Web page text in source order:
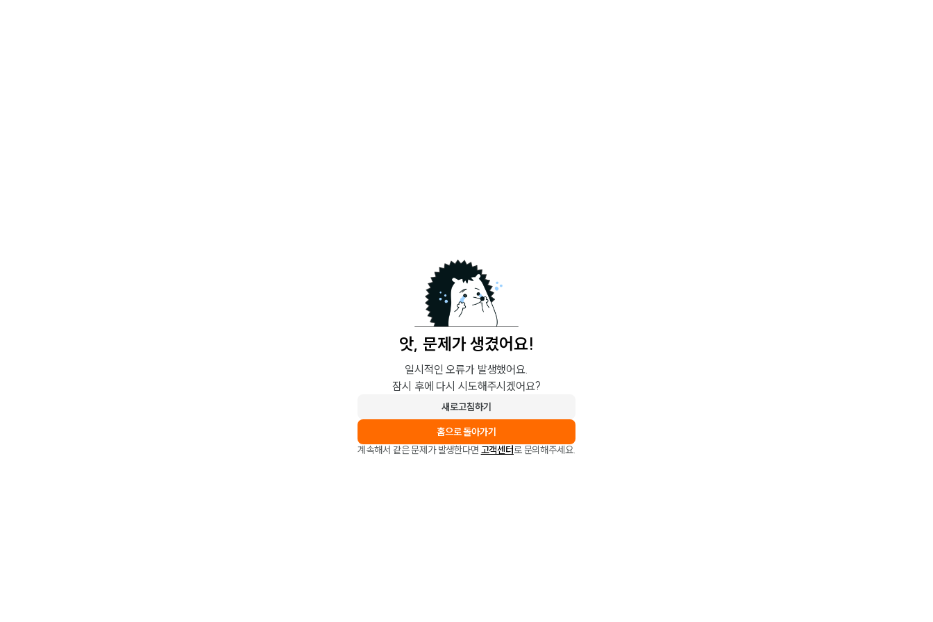
앗, 문제가 생겼어요!
일시적인 오류가 발생했어요.
잠시 후에 다시 시도해주시겠어요?
새로고침하기
홈으로 돌아가기
계속해서 같은 문제가 발생한다면 고객센터로 문의해주세요.